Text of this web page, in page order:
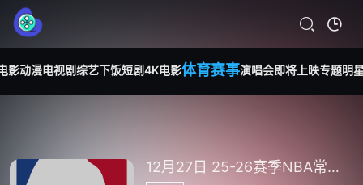
影动漫电视剧综艺下饭短剧4K电影体育赛事演唱会即将上映专题明
12月27日 25-26赛季NBA常规赛 猛龙VS奇才